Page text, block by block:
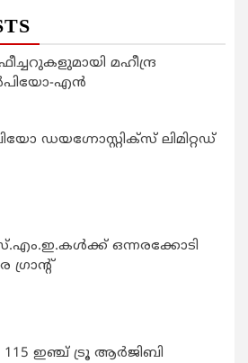
മഹീന്ദ്ര
എൻ
ഡയഗ്നോസ്റ്റിക്സ് ലിമിറ്റഡ്
ഒന്നരക്കോടി
ഗ്രാന്റ്
ഇഞ്ച് ട്രൂ ആർജിബി